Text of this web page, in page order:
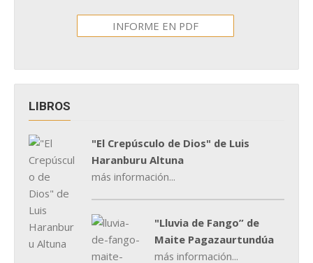
INFORME EN PDF
LIBROS
"El Crepúsculo de Dios" de Luis
Haranburu Altuna
más información...
"Lluvia de Fango” de
Maite Pagazaurtundúa
más información...